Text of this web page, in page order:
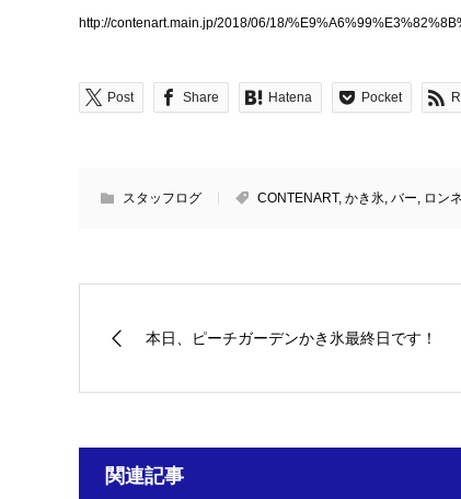
http://contenart.main.jp/2018/06/18/
Post Share Hatena Pocket
スタッフログ CONTENART, かき氷 バー ロン
本日、ピーチガーデンかき氷最終日です！
関連記事